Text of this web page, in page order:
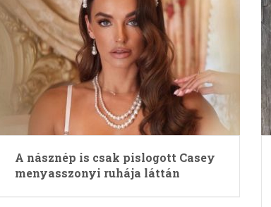
A násznép is csak pislogott Casey
menyasszonyi ruhája láttán